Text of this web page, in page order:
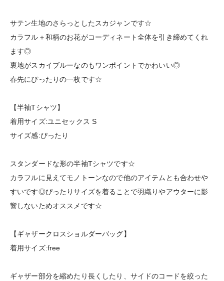
サテン生地のさらっとしたスカジャンです☆
カラフル＋和柄のお花がコーディネート全体を引き締めてくれ
ます◎
裏地がスカイブルーなのもワンポイントでかわいい◎
春先にぴったりの一枚です☆
【半袖Tシャツ】
着用サイズ:ユニセックス S
サイズ感:ぴったり
スタンダードな形の半袖Tシャツです☆
カラフルに見えてモノトーンなので他のアイテムとも合わせや
すいです◎ぴったりサイズを着ることで羽織りやアウターに影
響しないためオススメです☆
【ギャザークロスショルダーバッグ】
着用サイズ:free
ギャザー部分を縮めたり長くしたり、サイドのコードを絞った